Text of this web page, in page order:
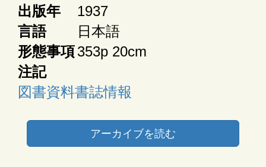
出版年
1937
言語
日本語
形態事項353p 20cm
注記
図書資料書誌情報
アーカイブを読む